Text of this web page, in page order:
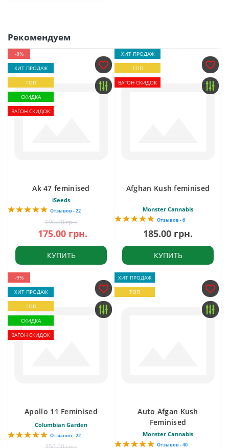
Рекомендуем
-8%
ХИТ ПРОДАЖ
ТОП
СКИДКА
ВАГОН СКИДОК
Ak 47 feminised
iSeeds
Отзывов - 22
190.00 грн.
175.00 грн.
КУПИТЬ
ХИТ ПРОДАЖ
ТОП
ВАГОН СКИДОК
Afghan Kush feminised
Monster Cannabis
Отзывов - 6
185.00 грн.
КУПИТЬ
-9%
ХИТ ПРОДАЖ
ТОП
СКИДКА
ВАГОН СКИДОК
Apollo 11 Feminised
Columbian Garden
Отзывов - 22
ХИТ ПРОДАЖ
ТОП
Auto Afgan Kush
Feminised
Monster Cannabis
Отзывов - 40